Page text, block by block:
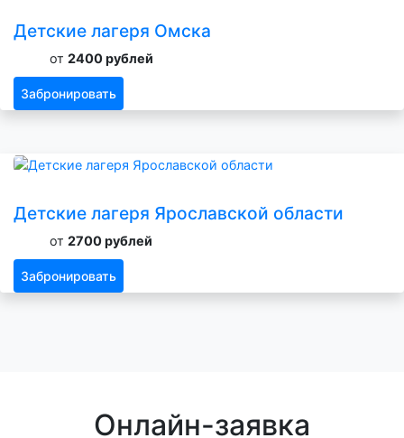
Детские лагеря Омска
от 2400 рублей
Забронировать
Детские лагеря Ярославской области
от 2700 рублей
Забронировать
Онлайн-заявка